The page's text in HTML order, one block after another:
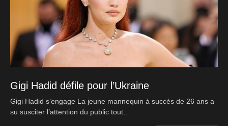
Gigi Hadid défile pour l’Ukraine
Gigi Hadid s’engage La jeune mannequin à succès de 26 ans a
su susciter l’attention du public tout…